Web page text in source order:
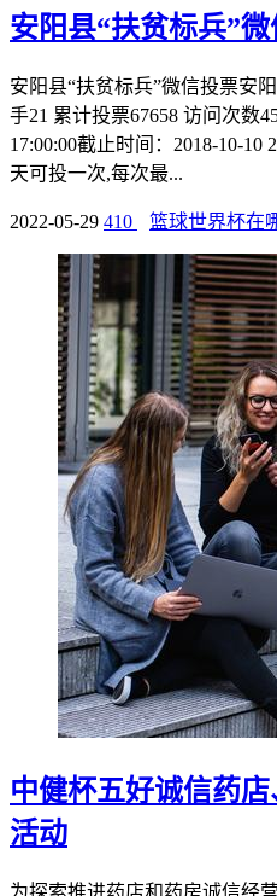
安阳县“扶贫标兵”
安阳县“扶贫标兵”微信投票安
手21 累计投票67658 访问次数
17:00:00截止时间：2018-10-10
天可投一次,每次最...
2022-05-29 410 篮球世界杯在
中健杯五好诚信药
活动
为探索推进药店和药房诚信经